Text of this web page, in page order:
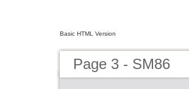
Basic HTML Version
Page 3 - SM86